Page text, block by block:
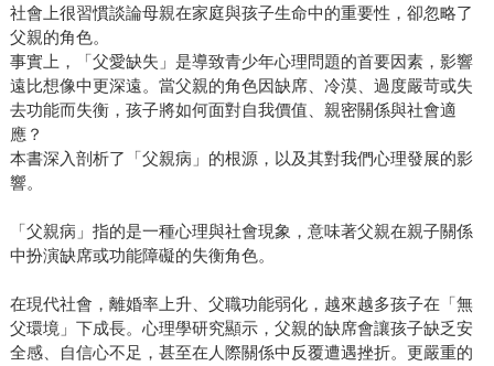
社會上很習慣談論母親在家庭與孩子生命中的重要性，卻忽略了
父親的角色。
事實上，「父愛缺失」是導致青少年心理問題的首要因素，影響
遠比想像中更深遠。當父親的角色因缺席、冷漠、過度嚴苛或失
去功能而失衡，孩子將如何面對自我價值、親密關係與社會適
應？
本書深入剖析了「父親病」的根源，以及其對我們心理發展的影
響。
「父親病」指的是一種心理與社會現象，意味著父親在親子關係
中扮演缺席或功能障礙的失衡角色。
在現代社會，離婚率上升、父職功能弱化，越來越多孩子在「無
父環境」下成長。心理學研究顯示，父親的缺席會讓孩子缺乏安
全感、自信心不足，甚至在人際關係中反覆遭遇挫折。更嚴重的